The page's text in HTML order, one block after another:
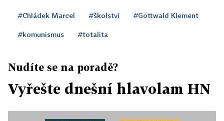
#Chládek Marcel #školství #Gottwald Klement
#komunismus #totalita
Nudíte se na poradě?
Vyřešte dnešní hlavolam HN